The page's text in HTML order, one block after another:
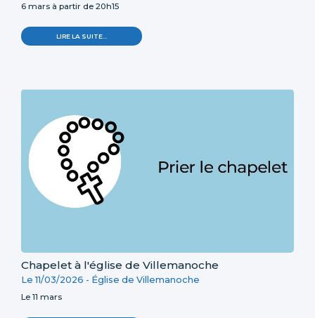
6 mars à partir de 20h15
LIRE LA SUITE…
Chapelet à l'église de Villemanoche
Le 11/03/2026 - Église de Villemanoche
Le 11 mars